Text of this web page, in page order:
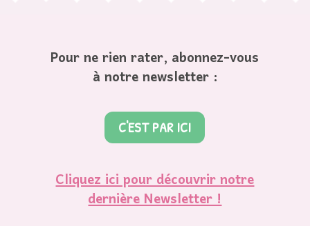
Pour ne rien rater, abonnez-vous
à notre newsletter :
C'EST PAR ICI
Cliquez ici pour découvrir notre
dernière Newsletter !